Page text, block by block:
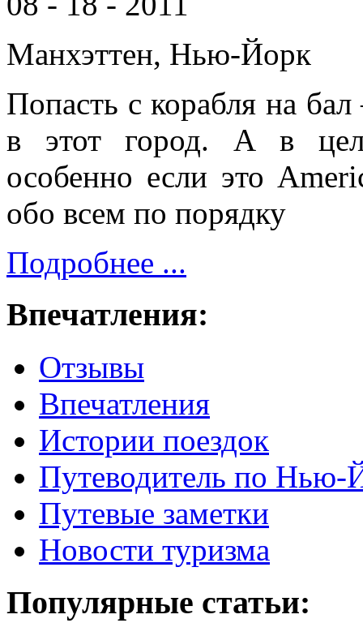
Манхэттен, Нью-Йорк
Попасть с корабля на
в этот город. А в
особенно если это
обо всем по порядку
Подробнее ...
Впечатления:
Отзывы
Впечатления
Истории поездок
Путеводитель по Нью-
Путевые заметки
Новости туризма
Популярные статьи: